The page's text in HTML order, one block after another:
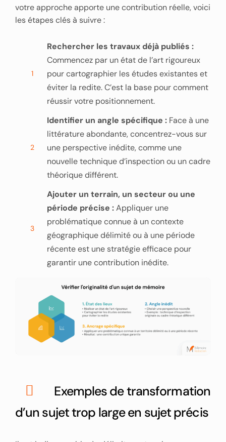
votre approche apporte une contribution réelle, voici
les étapes clés à suivre :
1
Rechercher les travaux déjà publiés :
Commencez par un état de l’art rigoureux
pour cartographier les études existantes et
éviter la redite. C’est la base pour comment
réussir votre positionnement.
2
Identifier un angle spécifique : Face à une
littérature abondante, concentrez-vous sur
une perspective inédite, comme une
nouvelle technique d’inspection ou un cadre
théorique différent.
3
Ajouter un terrain, un secteur ou une
période précise :Appliquer une
problématique connue à un contexte
géographique délimité ou à une période
récente est une stratégie efficace pour
garantir une contribution inédite.
Exemples de transformation
d’un sujet trop large en sujet précis